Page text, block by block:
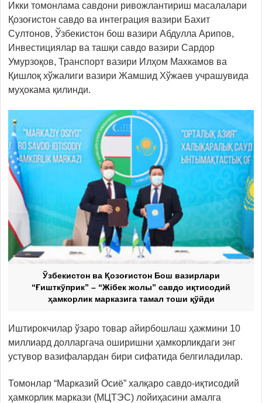
Икки томонлама савдони ривожлантириш масалалари
Қозоғистон савдо ва интеграция вазири Бахит
Султонов, Ўзбекистон бош вазири Абдулла Арипов,
Инвестициялар ва ташқи савдо вазири Сардор
Умурзоқов, Транспорт вазири Илҳом Махкамов ва
Қишлоқ хўжалиги вазири Жамшид Хўжаев учрашувида
муҳокама қилинди.
Ўзбекистон ва Қозоғистон Бош вазирлари
“Ғишткўприк” – “Жібек жолы” савдо иқтисодий
ҳамкорлик марказига тамал тоши қўйди
Иштирокчилар ўзаро товар айирбошлаш ҳажмини 10
миллиард долларгача оширишни ҳамкорликдаги энг
устувор вазифалардан бири сифатида белгиладилар.
Томонлар “Марказий Осиё” халқаро савдо-иқтисодий
ҳамкорлик маркази (МЦТЭС) лойиҳасини амалга